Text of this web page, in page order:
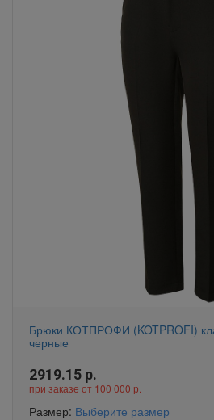
Брюки КОТПРОФИ (KOTPROFI)
черные
2919.15 р.
при заказе от 100 000 р.
Размер: Выберите размер